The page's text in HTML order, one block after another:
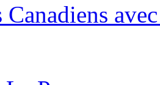
Canadiens